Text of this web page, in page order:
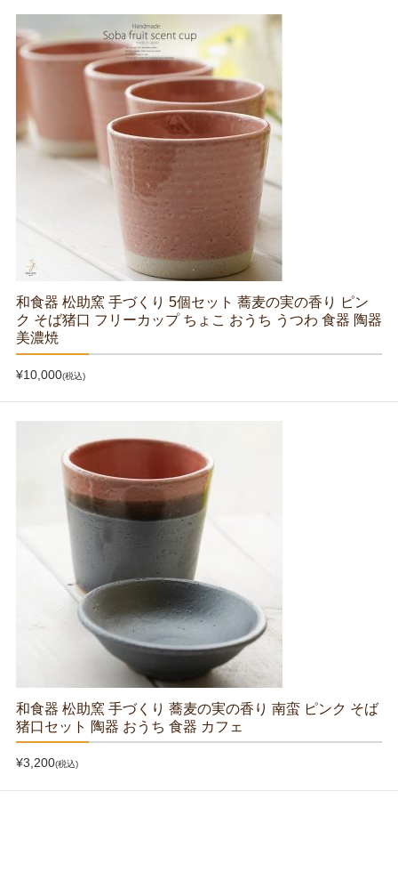
和食器 松助窯 手づくり 5個セット 蕎麦の実の香り ピン
ク そば猪口 フリーカップ ちょこ おうち うつわ 食器 陶器
美濃焼
¥10,000(税込)
和食器 松助窯 手づくり 蕎麦の実の香り 南蛮 ピンク そば
猪口セット 陶器 おうち 食器 カフェ
¥3,200(税込)